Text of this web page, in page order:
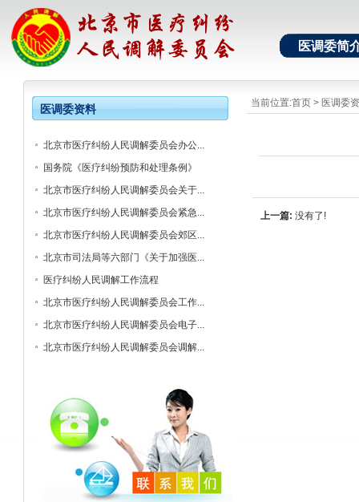
医调委简
当前位置:首页 > 医调委
上一篇: 没有了!
医调委资料
北京市医疗纠纷人民调解委员会办公...
国务院《医疗纠纷预防和处理条例》
北京市医疗纠纷人民调解委员会关于...
北京市医疗纠纷人民调解委员会紧急...
北京市医疗纠纷人民调解委员会郊区...
北京市司法局等六部门《关于加强医...
医疗纠纷人民调解工作流程
北京市医疗纠纷人民调解委员会工作...
北京市医疗纠纷人民调解委员会电子...
北京市医疗纠纷人民调解委员会调解...